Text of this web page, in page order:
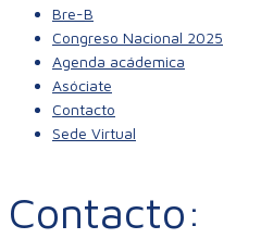
Bre-B
Congreso Nacional 2025
Agenda acádemica
Asóciate
Contacto
Sede Virtual
Contacto: